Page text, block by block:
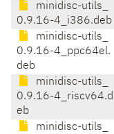
minidisc-utils_
0.9.16-4_i386.deb
minidisc-utils_
0.9.16-4_ppc64el.
deb
minidisc-utils_
0.9.16-4_riscv64.d
eb
minidisc-utils_